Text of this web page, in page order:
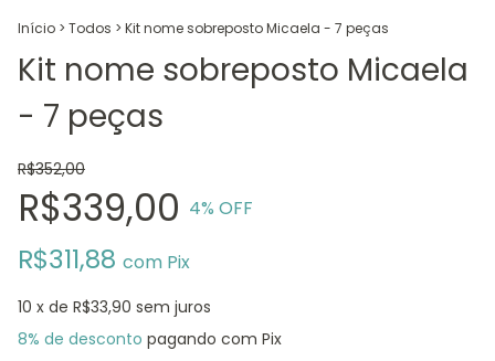
Início > Todos > Kit nome sobreposto Micaela - 7 peças
Kit nome sobreposto Micaela
- 7 peças
R$352,00
R$339,00 4% OFF
R$311,88 com Pix
10 x de R$33,90 sem juros
8% de desconto pagando com Pix